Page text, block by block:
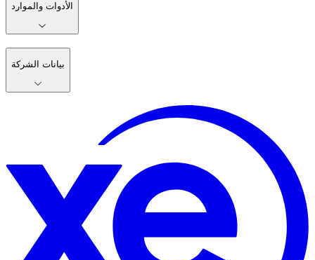
الأدوات والموارد
بيانات الشركة